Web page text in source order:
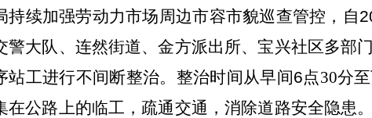
持续加强劳动力市场周边市容市貌巡查管控 ，自
警大队、连然街道、金方派出所、宝兴社区多部
站工进行不间断整治。整治时间从早间6点30分
在公路上的临工，疏通交通，消除道路安全隐患